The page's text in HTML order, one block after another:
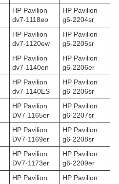
HP Pavilion
dv7-1118eo
HP Pavilion
g6-2204sr
HP Pavilion
dv7-1120ew
HP Pavilion
g6-2205sr
HP Pavilion
dv7-1140en
HP Pavilion
g6-2206er
HP Pavilion
dv7-1140ES
HP Pavilion
g6-2206sr
HP Pavilion
DV7-1165er
HP Pavilion
g6-2207sr
HP Pavilion
DV7-1169er
HP Pavilion
g6-2208sr
HP Pavilion
DV7-1173er
HP Pavilion
g6-2209er
HP Pavilion
HP Pavilion